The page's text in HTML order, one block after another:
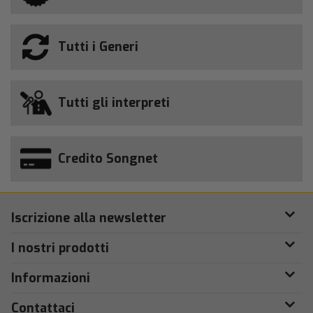
Tutti i Generi
Tutti gli interpreti
Credito Songnet
Iscrizione alla newsletter
I nostri prodotti
Informazioni
Contattaci